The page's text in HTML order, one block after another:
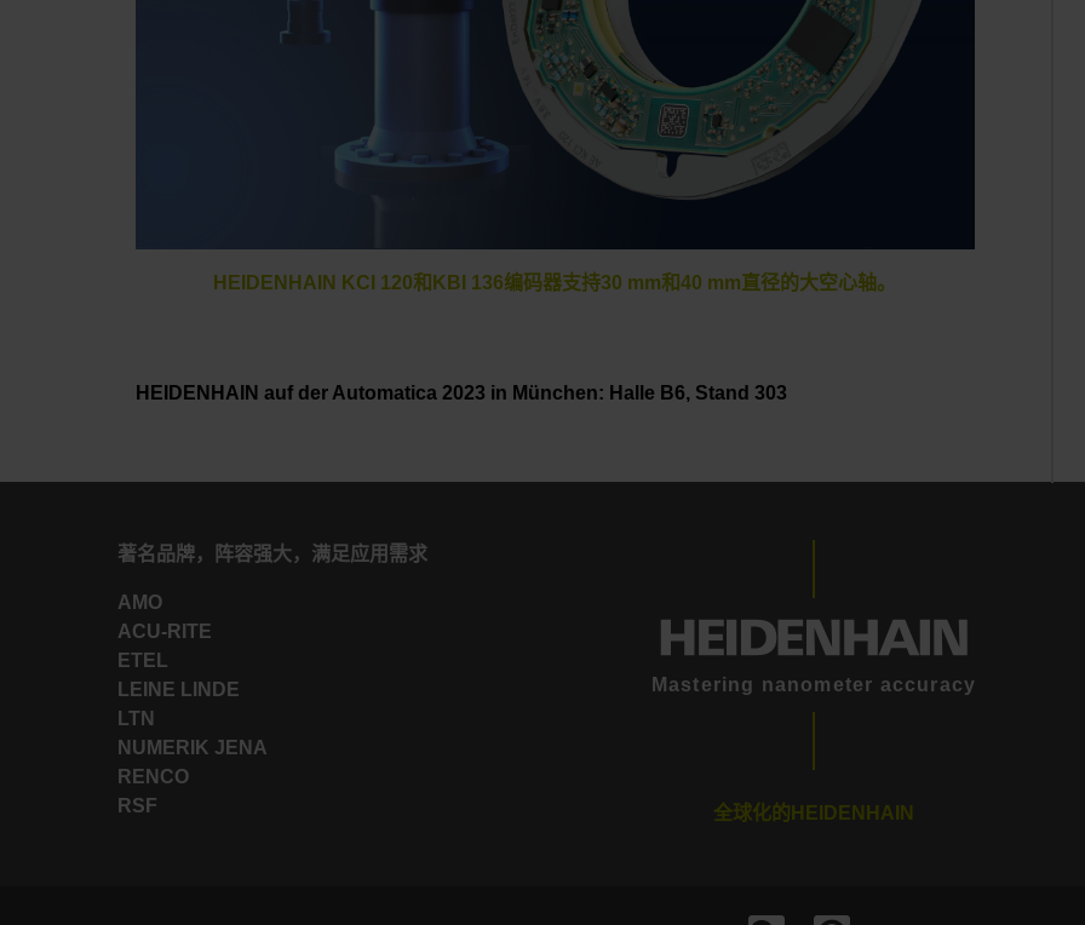
HEIDENHAIN KCI 120和KBI 136编码器支持30 mm和40 mm直径的大空心轴。
HEIDENHAIN auf der Automatica 2023 in München: Halle B6, Stand 303
著名品牌，阵容强大，满足应用需求
AMO
ACU-RITE
ETEL
LEINE LINDE
LTN
NUMERIK JENA
RENCO
RSF
Mastering nanometer accuracy
全球化的HEIDENHAIN